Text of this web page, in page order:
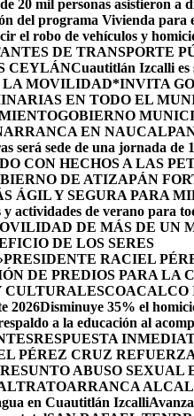
20 mil personas asistieron a
del programa Vivienda para
el robo de vehículos y
DE TRANSPORTE
CEYLÁNCuautitlán Izcalli es
LA MOVILIDAD*INVITA
EN TODO EL
GOBIERNO
ARRANCA EN
será sede de una jornada
CON HECHOS A LAS
DE ATIZAPÁN
ÁGIL Y SEGURA PARA
actividades de verano para
DE MÁS DE UN
DE LOS SERES
PRESIDENTE RACIEL
DE PREDIOS PARA LA
CULTURALESCOACALCO
2026Disminuye 35% el
a la educación al
RESPUESTA
PÉREZ CRUZ
ABUSO SEXUAL
ARRANCA
en Cuautitlán Izcalli